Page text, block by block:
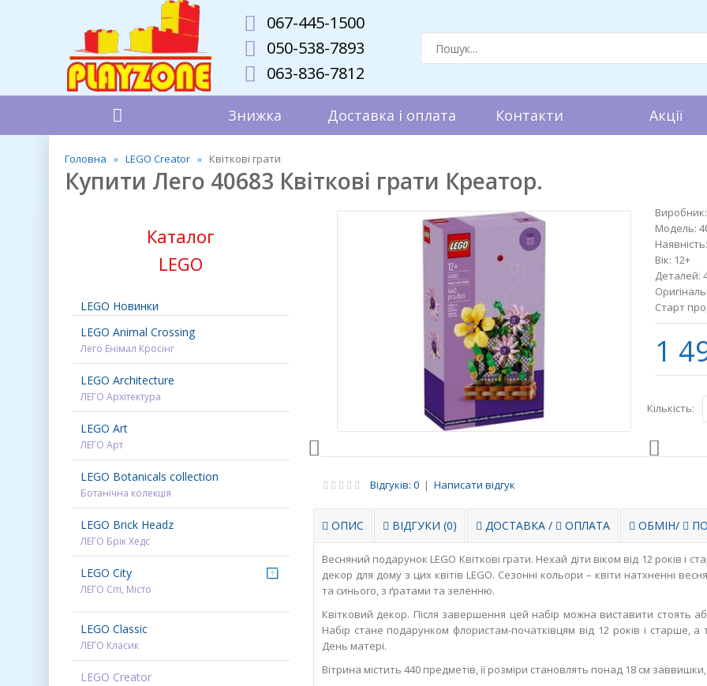
067-445-1500
050-538-7893
063-836-7812
Знижка Доставка і оплата Контакти Акції
Головна LEGO Creator Квіткові грати
Купити Лего 40683 Квіткові грати Креатор.
Каталог
LEGO
LEGO Новинки
LEGO Animal Crossing
Лего Енімал Кросінг
LEGO Architecture
ЛЕГО Архітектура
LEGO Art
ЛЕГО Арт
LEGO Botanicals collection
Ботанічна колекція
LEGO Brick Headz
ЛЕГО Брік Хедс
LEGO City
ЛЕГО Сіті, Місто
+
LEGO Classic
ЛЕГО Класик
LEGO Creator
Виробник:
Модель:
Наявність:
Вік: 12+
Деталей:
Старт
1
Кількість:
Відгуків: 0| Написати відгук
ОПИС ВІДГУКИ (0) ДОСТАВКА/ ОПЛАТА ОБМІН/
Весняний подарунок LEGO Квіткові грати. Нехай діти віком від 12 років і
декор для дому з цих квітів LEGO. Сезонні кольори – квіти натхненні
та синього, з ґратами та зеленню.
Квітковий декор. Після завершення цей набір можна виставити стоять
Набір стане подарунком флористам-початківцям від 12 років і
День матері.
Вітрина містить 440 предметів, її розміри становлять понад 18 см